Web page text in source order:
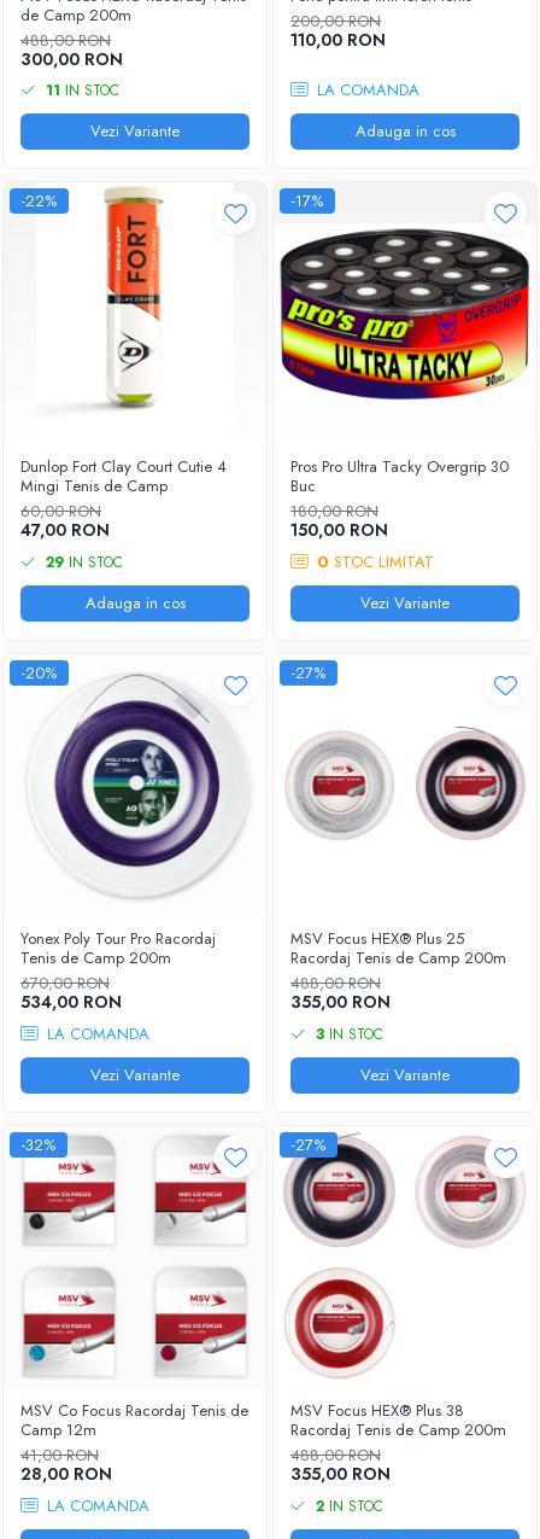
Babolat
Fete
Babolat
Baieti
Nike
Adidas
Accesorii Imbracaminte
Under Armour
de Camp 200m
488,00 RON
300,00 RON
11 IN STOC
Vezi Variante
200,00 RON
110,00 RON
LA COMANDA
Adauga in cos
-22%
Dunlop Fort Clay Court Cutie 4
Mingi Tenis de Camp
60,00 RON
47,00 RON
29 IN STOC
Adauga in cos
-17%
Pros Pro Ultra Tacky Overgrip 30
Buc
180,00 RON
150,00 RON
0 STOC LIMITAT
Vezi Variante
-20%
Yonex Poly Tour Pro Racordaj
Tenis de Camp 200m
670,00 RON
534,00 RON
LA COMANDA
Vezi Variante
-27%
MSV Focus HEX® Plus 25
Racordaj Tenis de Camp 200m
488,00 RON
355,00 RON
3 IN STOC
Vezi Variante
-32%
MSV Co Focus Racordaj Tenis de
Camp 12m
41,00 RON
28,00 RON
LA COMANDA
-27%
MSV Focus HEX® Plus 38
Racordaj Tenis de Camp 200m
488,00 RON
355,00 RON
2 IN STOC